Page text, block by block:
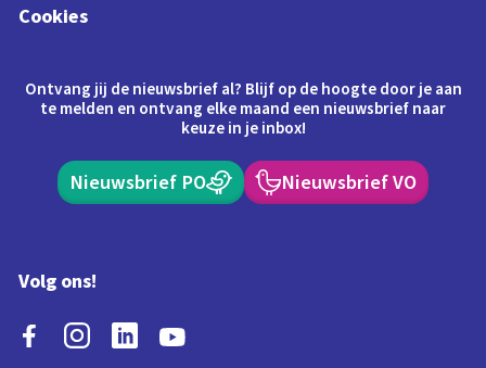
Cookies
Ontvang jij de nieuwsbrief al? Blijf op de hoogte door je aan
te melden en ontvang elke maand een nieuwsbrief naar
keuze in je inbox!
Nieuwsbrief PO Nieuwsbrief VO
Volg ons!